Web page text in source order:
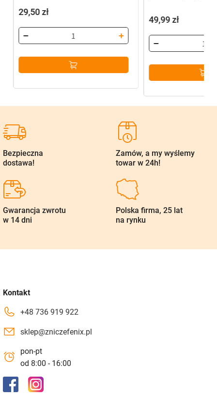
29,50zł
49,99zł
Bezpieczna
dostawa!
Zamów, a my wyślemy
towar w 24h!
Gwarancja zwrotu
w 14 dni
Polska firma, 25 lat
na rynku
Kontakt
+48 736 919 922
sklep@zniczefenix.pl
pon-pt
od 8:00 - 16:00